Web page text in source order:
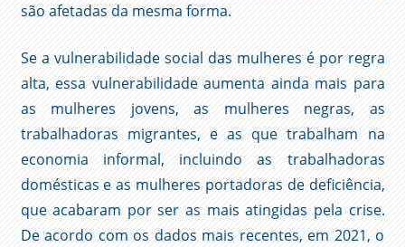
são afetadas da mesma forma.
Se a vulnerabilidade social das mulheres é por regra
alta, essa vulnerabilidade aumenta ainda mais para
as mulheres jovens, as mulheres negras, as
trabalhadoras migrantes, e as que trabalham na
economia informal, incluindo as trabalhadoras
domésticas e as mulheres portadoras de deficiência,
que acabaram por ser as mais atingidas pela crise.
De acordo com os dados mais recentes, em 2021, o